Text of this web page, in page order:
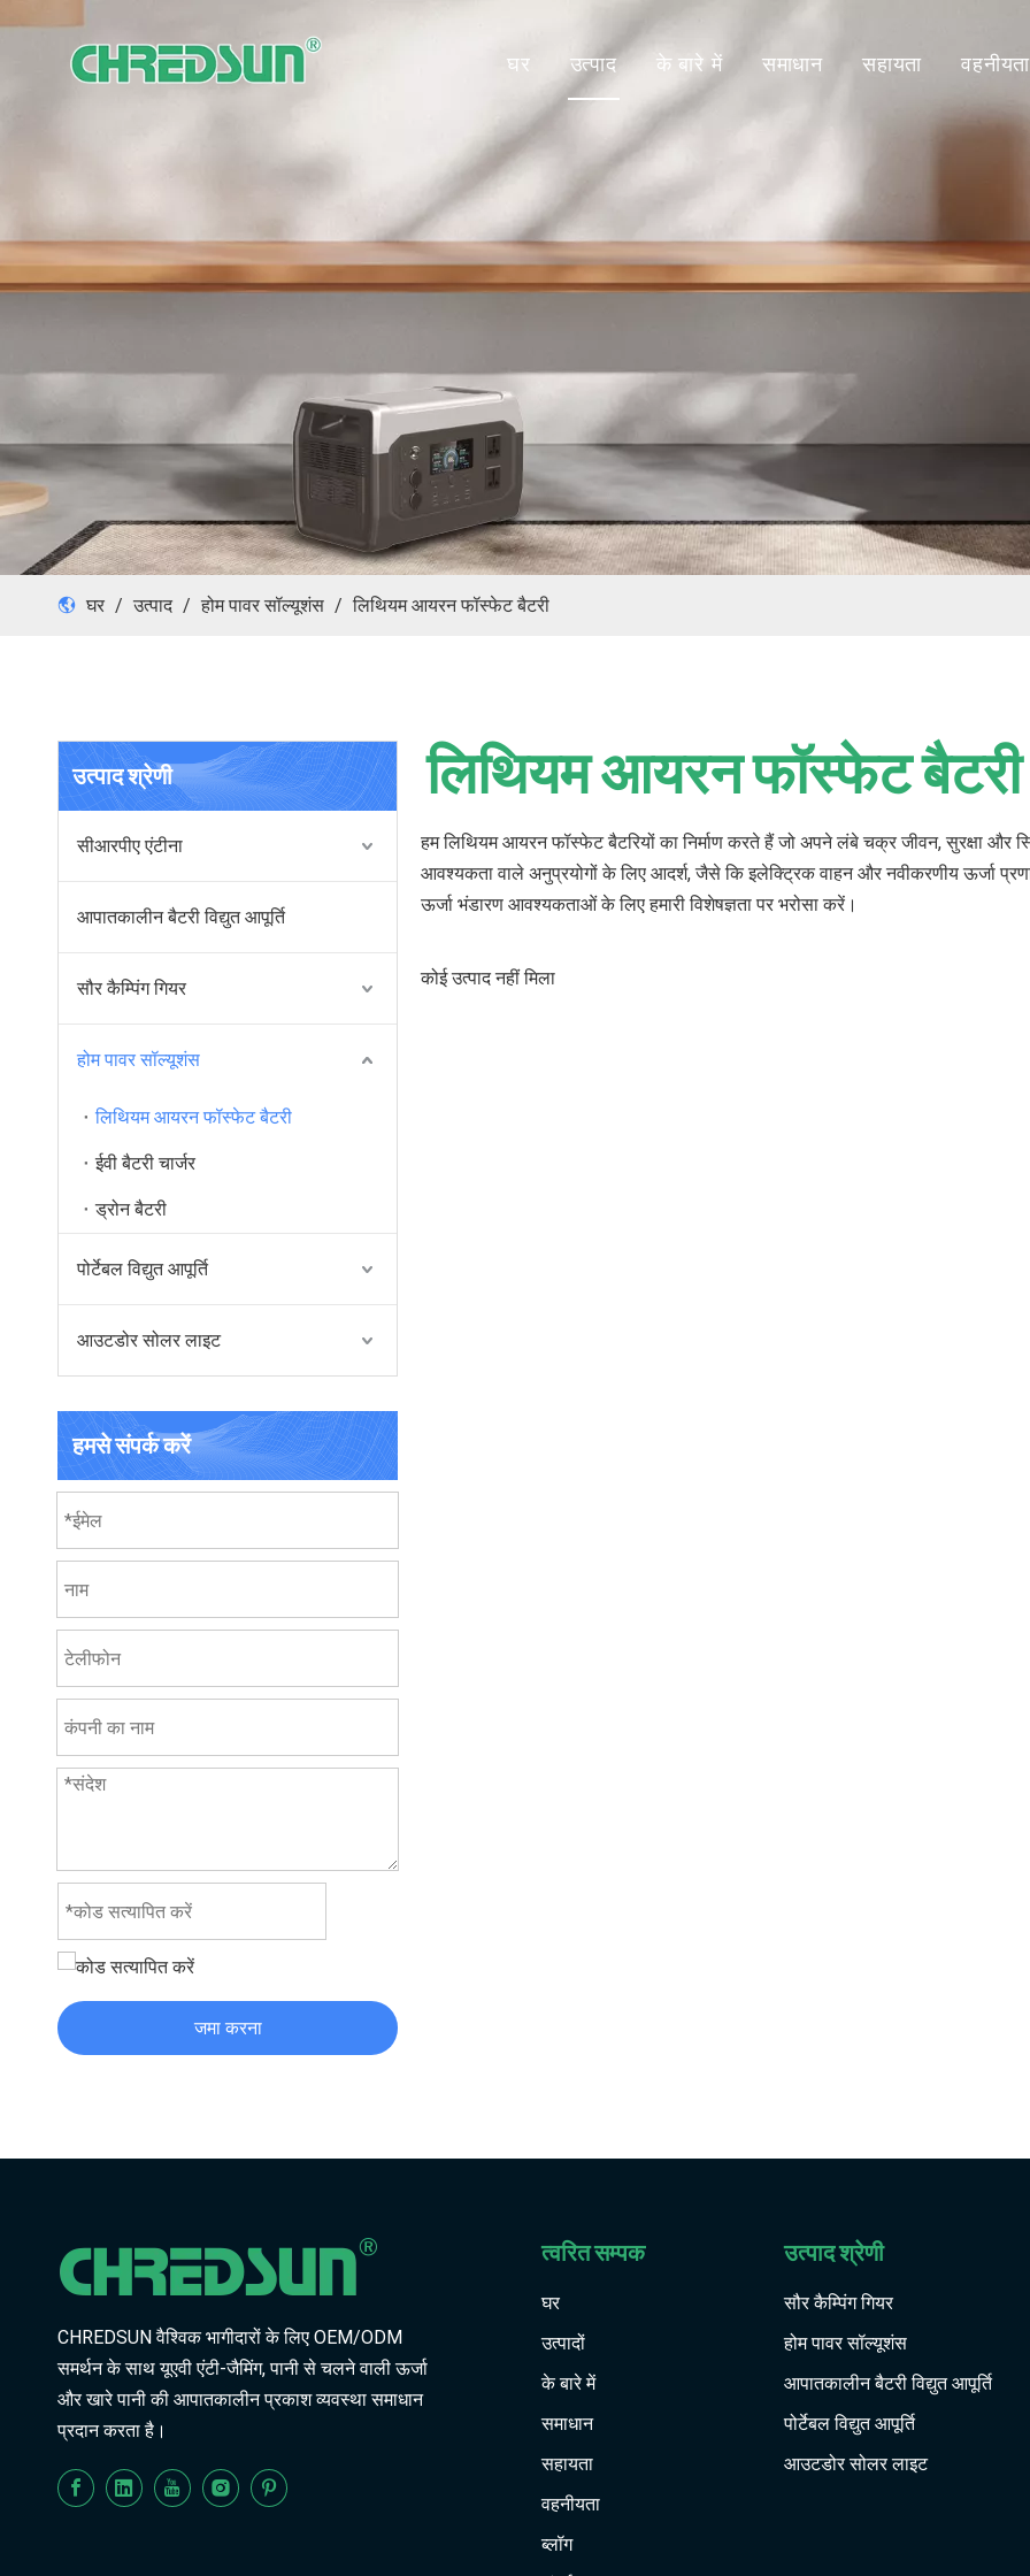
घर उत्पाद के बारे में समाधान सहायता वहनीयता
घर / उत्पाद / होम पावर सॉल्यूशंस / लिथियम आयरन फॉस्फेट बैटरी
उत्पाद श्रेणी
सीआरपीए एंटीना
आपातकालीन बैटरी विद्युत आपूर्ति
सौर कैम्पिंग गियर
होम पावर सॉल्यूशंस
लिथियम आयरन फॉस्फेट बैटरी
ईवी बैटरी चार्जर
ड्रोन बैटरी
पोर्टेबल विद्युत आपूर्ति
आउटडोर सोलर लाइट
हमसे संपर्क करें
जमा करना
लिथियम आयरन फॉस्फेट बैटरी
हम लिथियम आयरन फॉस्फेट बैटरियों का निर्माण करते हैं जो अपने लंबे चक्र जीवन, सुरक्षा और
आवश्यकता वाले अनुप्रयोगों के लिए आदर्श, जैसे कि इलेक्ट्रिक वाहन और नवीकरणीय ऊर्जा
ऊर्जा भंडारण आवश्यकताओं के लिए हमारी विशेषज्ञता पर भरोसा करें।
कोई उत्पाद नहीं मिला
CHREDSUN वैश्विक भागीदारों के लिए OEM/ODM
समर्थन के साथ यूएवी एंटी-जैमिंग, पानी से चलने वाली ऊर्जा
और खारे पानी की आपातकालीन प्रकाश व्यवस्था समाधान
प्रदान करता है।
त्वरित सम्पक
घर
उत्पादों
के बारे में
समाधान
सहायता
वहनीयता
ब्लॉग
उत्पाद श्रेणी
सौर कैम्पिंग गियर
होम पावर सॉल्यूशंस
आपातकालीन बैटरी विद्युत आपूर्ति
पोर्टेबल विद्युत आपूर्ति
आउटडोर सोलर लाइट